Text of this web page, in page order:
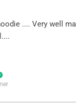
.... Very well